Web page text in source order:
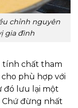
chỉnh nguyên
gia đình
tính chất tham
cho phù hợp với
đó lưu lại một
đừng nhất